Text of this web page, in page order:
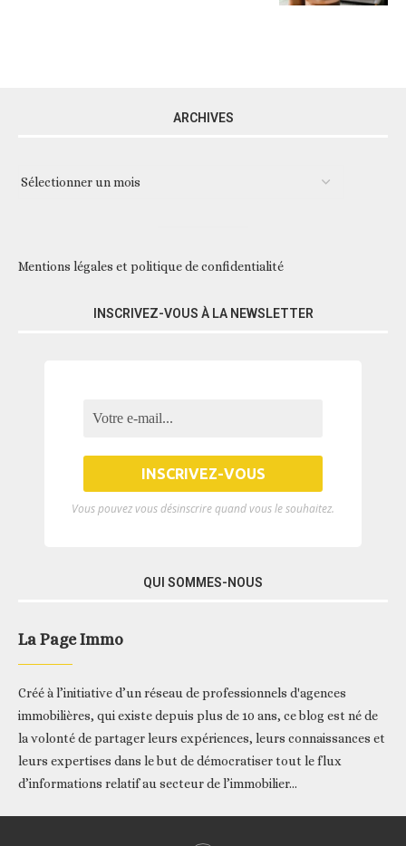
ARCHIVES
Mentions légales et politique de confidentialité
INSCRIVEZ-VOUS À LA NEWSLETTER
Vous pouvez vous désinscrire quand vous le souhaitez.
QUI SOMMES-NOUS
La Page Immo
Créé à l’initiative d’un réseau de professionnels d'agences
immobilières, qui existe depuis plus de 10 ans, ce blog est né de
la volonté de partager leurs expériences, leurs connaissances et
leurs expertises dans le but de démocratiser tout le flux
d’informations relatif au secteur de l’immobilier...